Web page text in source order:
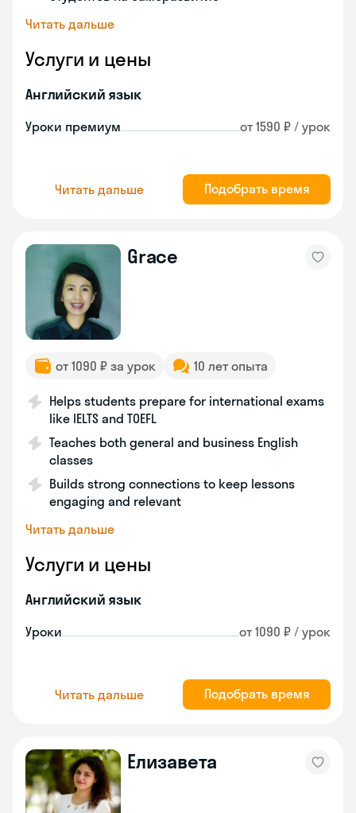
Читать дальше
Услуги и цены
Английский язык
Уроки премиум от 1590 ₽ / урок
Читать дальше Подобрать время
Grace
от 1090 ₽ за урок 10 лет опыта
Helps students prepare for international exams
like IELTS and TOEFL
Teaches both general and business English
classes
Builds strong connections to keep lessons
engaging and relevant
Читать дальше
Услуги и цены
Английский язык
Уроки от 1090 ₽ / урок
Читать дальше Подобрать время
Елизавета